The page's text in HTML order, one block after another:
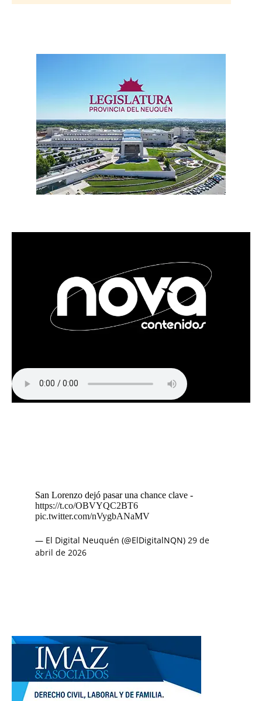
San Lorenzo dejó pasar una chance clave -
https://t.co/OBVYQC2BT6
pic.twitter.com/nVygbANaMV
— El Digital Neuquén (@ElDigitalNQN) 29 de
abril de 2026